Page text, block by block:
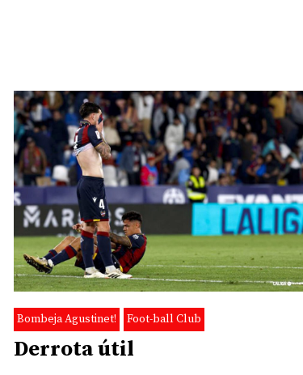
Bombeja Agustinet! Foot-ball Club
Derrota útil